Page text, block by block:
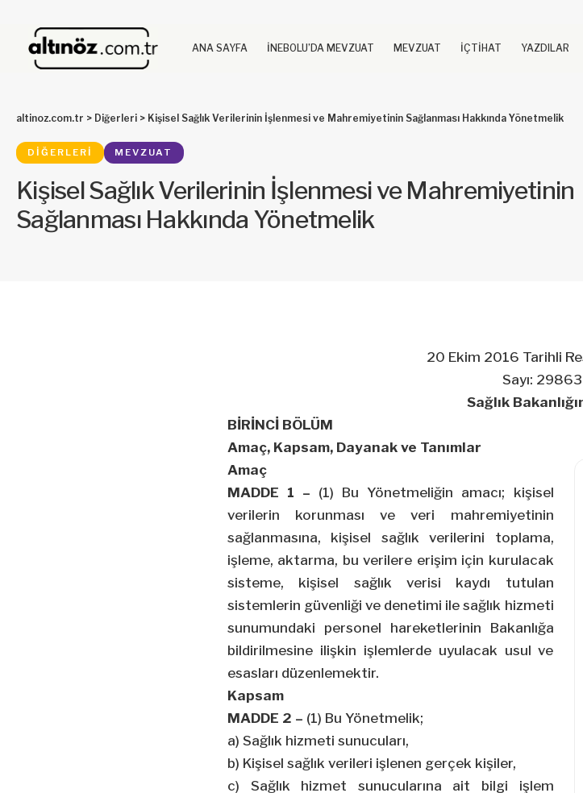
ANA SAYFA İNEBOLU’DA MEVZUAT MEVZUAT İÇTİHAT YAZDILAR
altinoz.com.tr > Diğerleri > Kişisel Sağlık Verilerinin İşlenmesi ve Mahremiyetinin Sağlanması Hakkında Yönetmelik
DIĞERLERI MEVZUAT
Kişisel Sağlık Verilerinin İşlenmesi ve Mahremiyetinin
Sağlanması Hakkında Yönetmelik
20 Ekim 2016 Tarihli
Sayı: 29863
Sağlık
BİRİNCİ BÖLÜM
Amaç, Kapsam, Dayanak ve Tanımlar
Amaç
MADDE 1 – (1) Bu Yönetmeliğin amacı; kişisel
verilerin korunması ve veri mahremiyetinin
sağlanmasına, kişisel sağlık verilerini toplama,
işleme, aktarma, bu verilere erişim için kurulacak
sisteme, kişisel sağlık verisi kaydı tutulan
sistemlerin güvenliği ve denetimi ile sağlık hizmeti
sunumundaki personel hareketlerinin Bakanlığa
bildirilmesine ilişkin işlemlerde uyulacak usul ve
esasları düzenlemektir.
Kapsam
MADDE 2 – (1) Bu Yönetmelik;
a) Sağlık hizmeti sunucuları,
b) Kişisel sağlık verileri işlenen gerçek kişiler,
c) Sağlık hizmet sunucularına ait bilgi işlem